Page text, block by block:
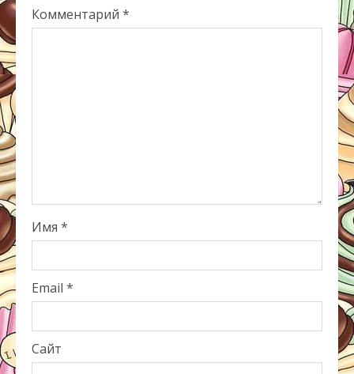
Комментарий *
Имя *
Email *
Сайт